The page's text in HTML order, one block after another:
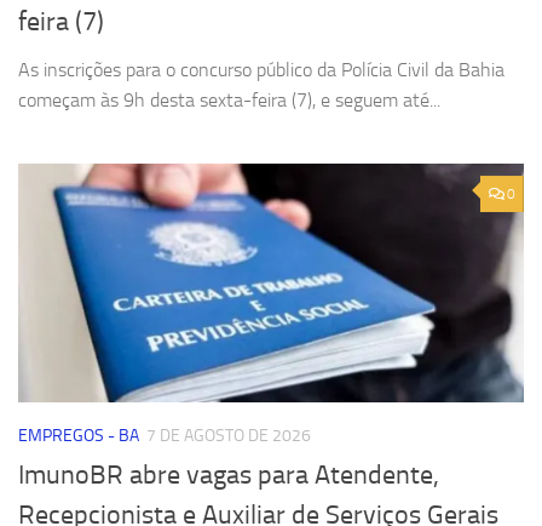
feira (7)
As inscrições para o concurso público da Polícia Civil da Bahia
começam às 9h desta sexta-feira (7), e seguem até...
0
EMPREGOS - BA 7 DE AGOSTO DE 2026
ImunoBR abre vagas para Atendente,
Recepcionista e Auxiliar de Serviços Gerais